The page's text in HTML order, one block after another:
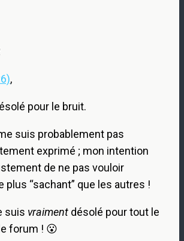
,
pour le bruit.
suis probablement pas
exprimé ; mon intention
de ne pas vouloir
plus “sachant” que les autres !
suis vraiment désolé pour tout le
forum ! 😮